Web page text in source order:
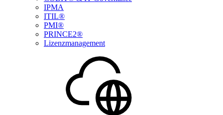
IPMA
ITIL®
PMI®
PRINCE2®
Lizenzmanagement